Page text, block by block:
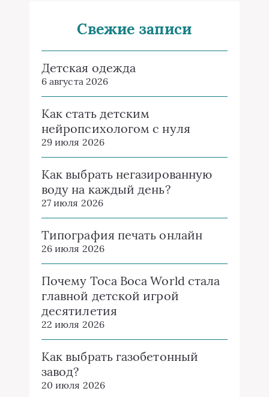
Свежие записи
Детская одежда
6 августа 2026
Как стать детским
нейропсихологом с нуля
29 июля 2026
Как выбрать негазированную
воду на каждый день?
27 июля 2026
Типография печать онлайн
26 июля 2026
Почему Toca Boca World стала
главной детской игрой
десятилетия
22 июля 2026
Как выбрать газобетонный
завод?
20 июля 2026